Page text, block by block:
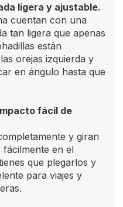
ligera y ajustable.
cuentan con una
tan ligera que apenas
están
orejas izquierda y
en ángulo hasta que
fácil de
y giran
en el
que plegarlos y
para viajes y